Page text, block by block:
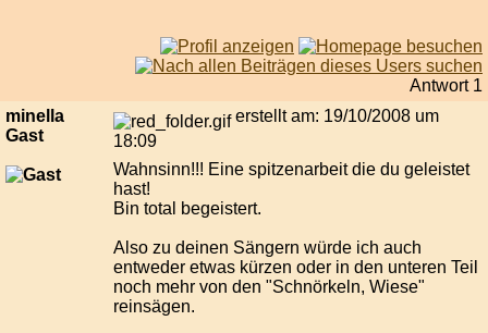
Antwort 1
minella
Gast
erstellt am: 19/10/2008 um
18:09
Wahnsinn!!! Eine spitzenarbeit die du geleistet
hast!
Bin total begeistert.
Also zu deinen Sängern würde ich auch
entweder etwas kürzen oder in den unteren Teil
noch mehr von den "Schnörkeln, Wiese"
reinsägen.